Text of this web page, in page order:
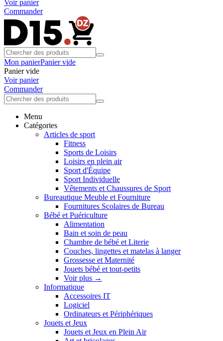
Voir panier
Commander
Mon panierPanier vide
Panier vide
Voir panier
Commander
Menu
Catégories
Articles de sport
Fitness
Sports de Loisirs
Loisirs en plein air
Sport d'Équipe
Sport Individuelle
Vêtements et Chaussures de Sport
Bureautique Meuble et Fourniture
Fournitures Scolaires de Bureau
Bébé et Puériculture
Alimentation
Bain et soin de peau
Chambre de bébé et Literie
Couches, lingettes et matelas à langer
Grossesse et Maternité
Jouets bébé et tout-petits
Voir plus →
Informatique
Accessoires IT
Logiciel
Ordinateurs et Périphériques
Jouets et Jeux
Jouets et Jeux en Plein Air